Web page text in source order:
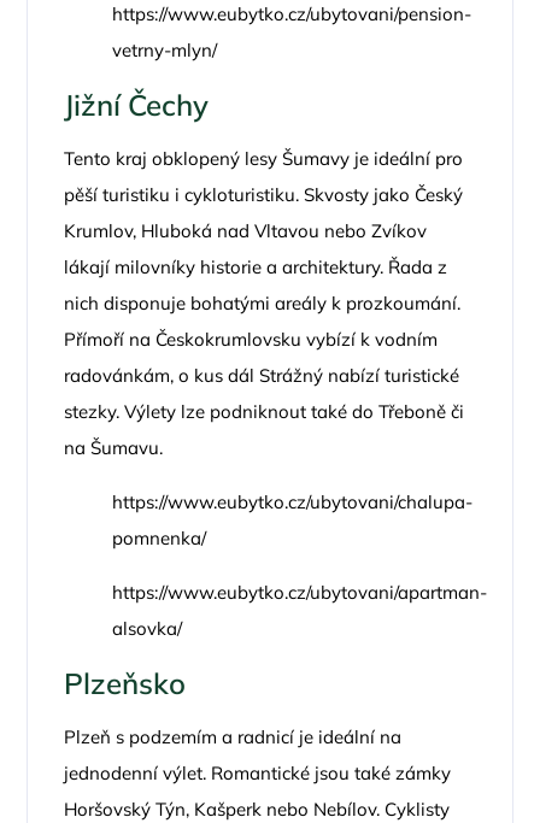
https://www.eubytko.cz/ubytovani/pension-
vetrny-mlyn/
Jižní Čechy
Tento kraj obklopený lesy Šumavy je ideální pro
pěší turistiku i cykloturistiku. Skvosty jako Český
Krumlov, Hluboká nad Vltavou nebo Zvíkov
lákají milovníky historie a architektury. Řada z
nich disponuje bohatými areály k prozkoumání.
Přímoří na Českokrumlovsku vybízí k vodním
radovánkám, o kus dál Strážný nabízí turistické
stezky. Výlety lze podniknout také do Třeboně či
na Šumavu.
https://www.eubytko.cz/ubytovani/chalupa-
pomnenka/
https://www.eubytko.cz/ubytovani/apartman-
alsovka/
Plzeňsko
Plzeň s podzemím a radnicí je ideální na
jednodenní výlet. Romantické jsou také zámky
Horšovský Týn, Kašperk nebo Nebílov. Cyklisty